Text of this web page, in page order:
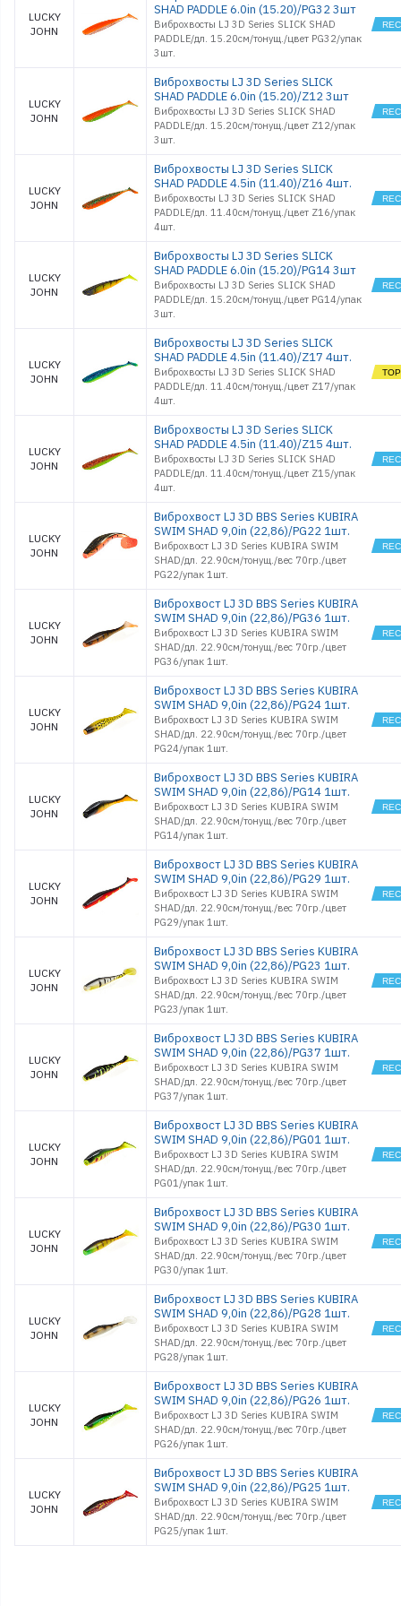
LUCKY
JOHN
SHAD PADDLE 6.0in (15.20)/PG32 3шт
Виброхвосты LJ 3D Series SLICK SHAD
PADDLE/дл. 15.20см/тонущ./цвет PG32/упак
3шт.
LUCKY
JOHN
Виброхвосты LJ 3D Series SLICK
SHAD PADDLE 6.0in (15.20)/Z12 3шт
Виброхвосты LJ 3D Series SLICK SHAD
PADDLE/дл. 15.20см/тонущ./цвет Z12/упак
3шт.
LUCKY
JOHN
Виброхвосты LJ 3D Series SLICK
SHAD PADDLE 4.5in (11.40)/Z16 4шт.
Виброхвосты LJ 3D Series SLICK SHAD
PADDLE/дл. 11.40см/тонущ./цвет Z16/упак
4шт.
LUCKY
JOHN
Виброхвосты LJ 3D Series SLICK
SHAD PADDLE 6.0in (15.20)/PG14 3шт
Виброхвосты LJ 3D Series SLICK SHAD
PADDLE/дл. 15.20см/тонущ./цвет PG14/упак
3шт.
LUCKY
JOHN
Виброхвосты LJ 3D Series SLICK
SHAD PADDLE 4.5in (11.40)/Z17 4шт.
Виброхвосты LJ 3D Series SLICK SHAD
PADDLE/дл. 11.40см/тонущ./цвет Z17/упак
4шт.
LUCKY
JOHN
Виброхвосты LJ 3D Series SLICK
SHAD PADDLE 4.5in (11.40)/Z15 4шт.
Виброхвосты LJ 3D Series SLICK SHAD
PADDLE/дл. 11.40см/тонущ./цвет Z15/упак
4шт.
LUCKY
JOHN
Виброхвост LJ 3D BBS Series KUBIRA
SWIM SHAD 9,0in (22,86)/PG22 1шт.
Виброхвост LJ 3D Series KUBIRA SWIM
SHAD/дл. 22.90см/тонущ./вес 70гр./цвет
PG22/упак 1шт.
LUCKY
JOHN
Виброхвост LJ 3D BBS Series KUBIRA
SWIM SHAD 9,0in (22,86)/PG36 1шт.
Виброхвост LJ 3D Series KUBIRA SWIM
SHAD/дл. 22.90см/тонущ./вес 70гр./цвет
PG36/упак 1шт.
LUCKY
JOHN
Виброхвост LJ 3D BBS Series KUBIRA
SWIM SHAD 9,0in (22,86)/PG24 1шт.
Виброхвост LJ 3D Series KUBIRA SWIM
SHAD/дл. 22.90см/тонущ./вес 70гр./цвет
PG24/упак 1шт.
LUCKY
JOHN
Виброхвост LJ 3D BBS Series KUBIRA
SWIM SHAD 9,0in (22,86)/PG14 1шт.
Виброхвост LJ 3D Series KUBIRA SWIM
SHAD/дл. 22.90см/тонущ./вес 70гр./цвет
PG14/упак 1шт.
LUCKY
JOHN
Виброхвост LJ 3D BBS Series KUBIRA
SWIM SHAD 9,0in (22,86)/PG29 1шт.
Виброхвост LJ 3D Series KUBIRA SWIM
SHAD/дл. 22.90см/тонущ./вес 70гр./цвет
PG29/упак 1шт.
LUCKY
JOHN
Виброхвост LJ 3D BBS Series KUBIRA
SWIM SHAD 9,0in (22,86)/PG23 1шт.
Виброхвост LJ 3D Series KUBIRA SWIM
SHAD/дл. 22.90см/тонущ./вес 70гр./цвет
PG23/упак 1шт.
LUCKY
JOHN
Виброхвост LJ 3D BBS Series KUBIRA
SWIM SHAD 9,0in (22,86)/PG37 1шт.
Виброхвост LJ 3D Series KUBIRA SWIM
SHAD/дл. 22.90см/тонущ./вес 70гр./цвет
PG37/упак 1шт.
LUCKY
JOHN
Виброхвост LJ 3D BBS Series KUBIRA
SWIM SHAD 9,0in (22,86)/PG01 1шт.
Виброхвост LJ 3D Series KUBIRA SWIM
SHAD/дл. 22.90см/тонущ./вес 70гр./цвет
PG01/упак 1шт.
LUCKY
JOHN
Виброхвост LJ 3D BBS Series KUBIRA
SWIM SHAD 9,0in (22,86)/PG30 1шт.
Виброхвост LJ 3D Series KUBIRA SWIM
SHAD/дл. 22.90см/тонущ./вес 70гр./цвет
PG30/упак 1шт.
LUCKY
JOHN
Виброхвост LJ 3D BBS Series KUBIRA
SWIM SHAD 9,0in (22,86)/PG28 1шт.
Виброхвост LJ 3D Series KUBIRA SWIM
SHAD/дл. 22.90см/тонущ./вес 70гр./цвет
PG28/упак 1шт.
LUCKY
JOHN
Виброхвост LJ 3D BBS Series KUBIRA
SWIM SHAD 9,0in (22,86)/PG26 1шт.
Виброхвост LJ 3D Series KUBIRA SWIM
SHAD/дл. 22.90см/тонущ./вес 70гр./цвет
PG26/упак 1шт.
LUCKY
JOHN
Виброхвост LJ 3D BBS Series KUBIRA
SWIM SHAD 9,0in (22,86)/PG25 1шт.
Виброхвост LJ 3D Series KUBIRA SWIM
SHAD/дл. 22.90см/тонущ./вес 70гр./цвет
PG25/упак 1шт.